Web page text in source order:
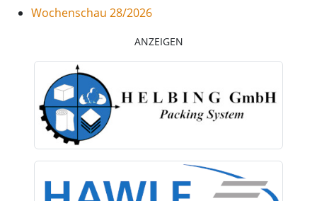
Wochenschau 28/2026
ANZEIGEN